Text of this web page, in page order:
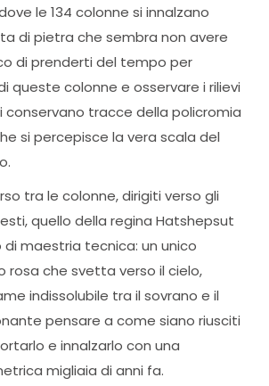
le 134 colonne si innalzano
di pietra che sembra non avere
di prenderti del tempo per
queste colonne e osservare i rilievi
conservano tracce della policromia
si percepisce la vera scala del
tra le colonne, dirigiti verso gli
quello della regina Hatshepsut
maestria tecnica: un unico
rosa che svetta verso il cielo,
indissolubile tra il sovrano e il
pensare a come siano riusciti
e innalzarlo con una
migliaia di anni fa.